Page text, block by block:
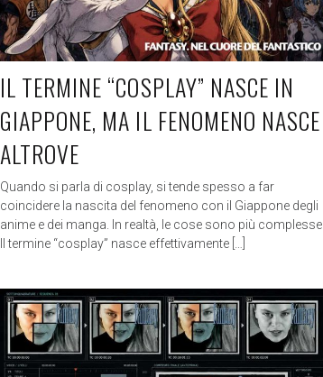
IL TERMINE “COSPLAY” NASCE IN
GIAPPONE, MA IL FENOMENO NASCE
ALTROVE
Quando si parla di cosplay, si tende spesso a far
coincidere la nascita del fenomeno con il Giappone degli
anime e dei manga. In realtà, le cose sono più complesse.
Il termine “cosplay” nasce effettivamente […]